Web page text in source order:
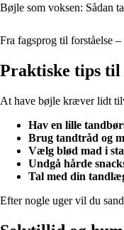
Bøjle som voksen: Sådan
Fra fagsprog til forståelse
Praktiske tips til
At have bøjle kræver lidt
Hav en lille
Brug tandtråd og
Vælg blød mad i
Undgå hårde
Tal med din
Efter nogle uger vil du